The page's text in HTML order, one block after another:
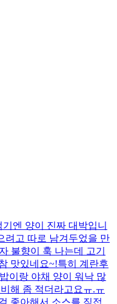
엔 양이 진짜 대박입니
려고 따로 남겨두었을 만
불향이 훅 나는데 고기
맛있네요~!특히 계란후
이랑 야채 양이 워낙 많
해 좀 적더라고요ㅠ.ㅠ
좋아해서 소스를 직접